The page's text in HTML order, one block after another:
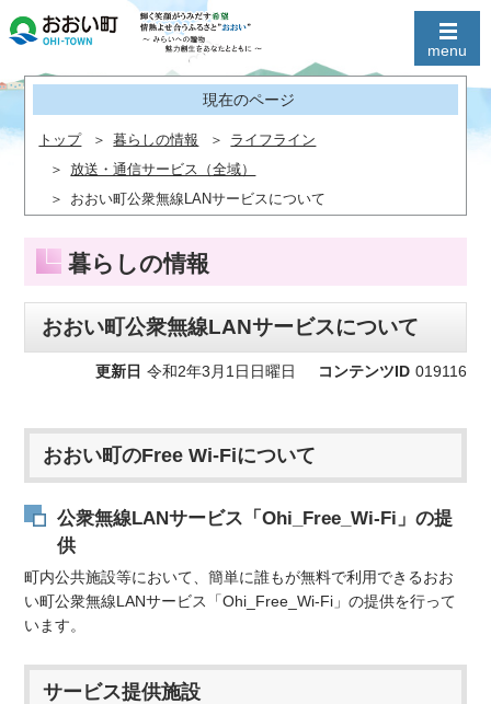
現在のページ
トップ 暮らしの情報
ライフライン
放送・通信サービス（全域）
おおい町公衆無線LANサービスについて
暮らしの情報
おおい町公衆無線LANサービスについて
更新日 令和2年3月1日日曜日 コンテンツID 019116
おおい町のFree Wi-Fiについて
公衆無線LANサービス「Ohi_Free_Wi-Fi」の提
供
町内公共施設等において、簡単に誰もが無料で利用できるおお
い町公衆無線LANサービス「Ohi_Free_Wi-Fi」の提供を行って
います。
サービス提供施設